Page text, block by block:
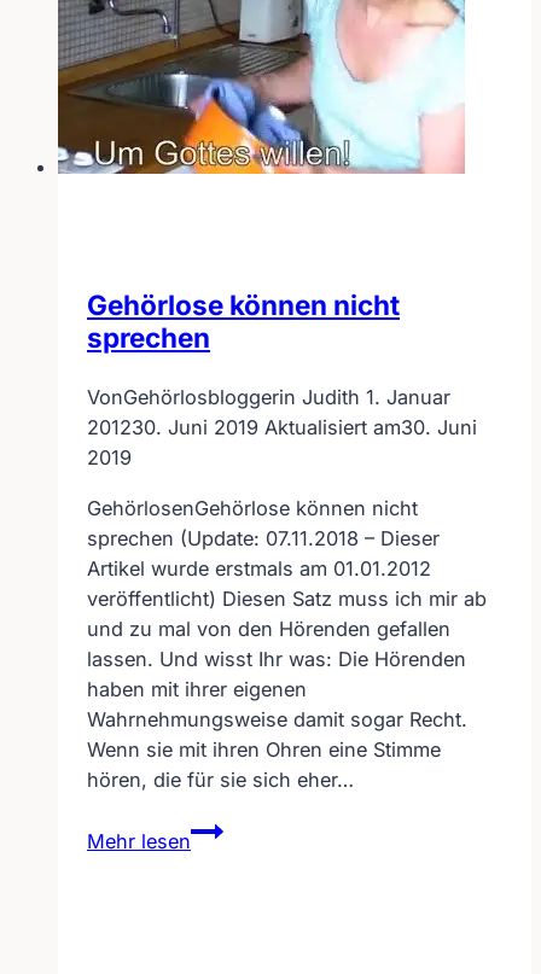
Gehörlose können nicht
sprechen
VonGehörlosbloggerin Judith 1. Januar
201230. Juni 2019 Aktualisiert am30. Juni
2019
GehörlosenGehörlose können nicht
sprechen (Update: 07.11.2018 – Dieser
Artikel wurde erstmals am 01.01.2012
veröffentlicht) Diesen Satz muss ich mir ab
und zu mal von den Hörenden gefallen
lassen. Und wisst Ihr was: Die Hörenden
haben mit ihrer eigenen
Wahrnehmungsweise damit sogar Recht.
Wenn sie mit ihren Ohren eine Stimme
hören, die für sie sich eher…
Mehr lesen
Gehörlose
können